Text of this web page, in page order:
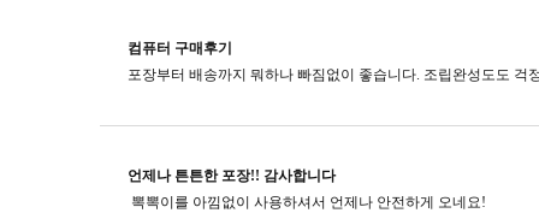
컴퓨터 구매후기
포장부터 배송까지 뭐하나 빠짐없이 좋습니다. 조립완성도도 걱
언제나 튼튼한 포장!! 감사합니다
뽁뽁이를 아낌없이 사용하셔서 언제나 안전하게 오네요!